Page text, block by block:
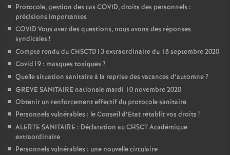
Protocole, gestion des cas COVID, droits des personnels :
précisions importantes
COVID Vous avez des questions, nous avons des réponses
syndicales !
Compte rendu du CHSCTD13 extraordinaire du 18 septembre 2020
Covid19 : masques toxiques ?
Quelle situation sanitaire à la reprise des vacances d’automne?
GREVE SANITAIRE nationale mardi 10 novembre 2020
Obtenir un renforcement effectif du protocole sanitaire
Personnels vulnérables : le Conseil d’Etat rétablit vos droits !
ALERTE SANITAIRE : Déclaration au CHSCT Académique
extraordinaire
Personnels vulnérables : une nouvelle circulaire